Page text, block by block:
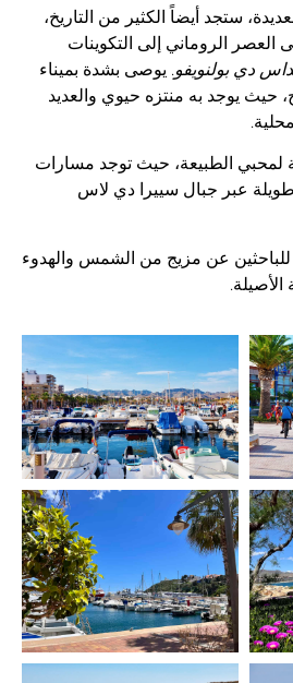
ستجد أيضاً الكثير من التاريخ،
العصر الروماني إلى التكوينات
دي بولنويفو. يوصى بشدة بميناء
حيث يوجد به منتزه حيوي والعديد
لمحبي الطبيعة، حيث توجد مسارات
عبر جبال سييرا دي لاس
للباحثين عن مزيج من الشمس والهدوء
الأصيلة.